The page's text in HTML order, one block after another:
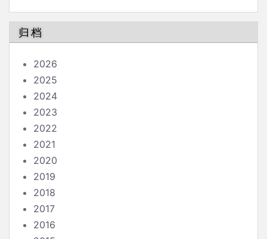
归档
2026
2025
2024
2023
2022
2021
2020
2019
2018
2017
2016